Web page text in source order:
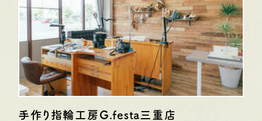
手作り指輪工房G.festa 三重店